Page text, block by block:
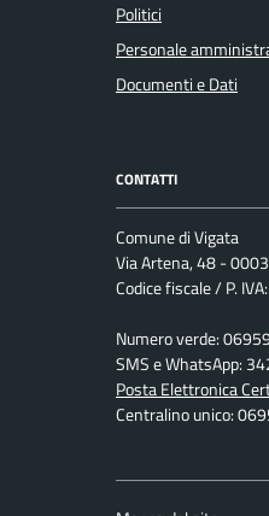
Politici
Personale
Documenti e Dati
CONTATTI
Comune di Vigata
Via Artena, 48 -
Codice fiscale / P.
Numero verde:
SMS e WhatsApp:
Posta Elettronica
Centralino unico: